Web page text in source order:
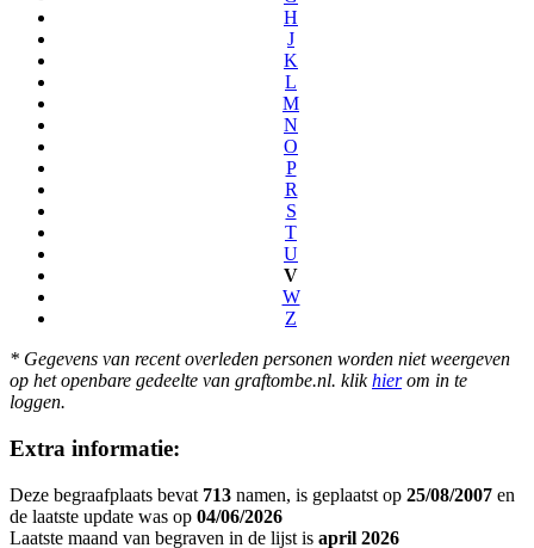
H
J
K
L
M
N
O
P
R
S
T
U
V
W
Z
* Gegevens van recent overleden personen worden niet weergeven
op het openbare gedeelte van graftombe.nl. klikhierom in te
loggen.
Extra informatie:
Deze begraafplaats bevat 713 namen, is geplaatst op 25/08/2007 en
de laatste update was op 04/06/2026
Laatste maand van begraven in de lijst is april 2026